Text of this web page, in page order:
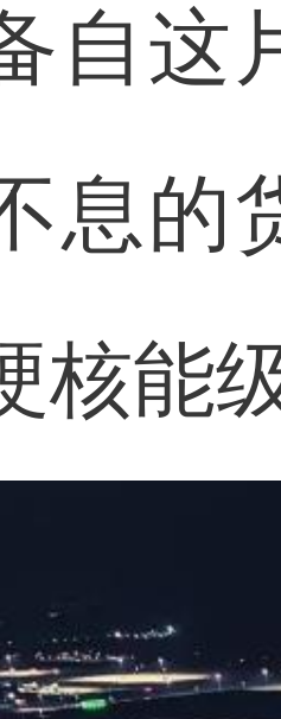
自这
息的
核能